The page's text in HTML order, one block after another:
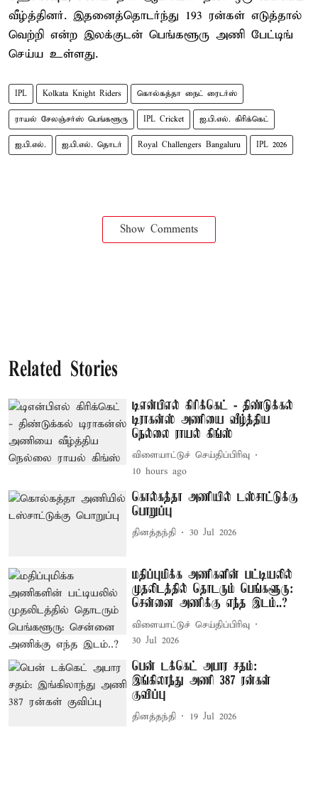
வீழ்த்தினர். இதனைத்தொடர்ந்து 193 ரன்கள் எடுத்தால்
வெற்றி என்ற இலக்குடன் பெங்களூரு அணி பேட்டிங்
செய்ய உள்ளது.
IPL Kolkata Knight Riders கொல்கத்தா நைட் ரைடர்ஸ்
ராயல் சேலஞ்சர்ஸ் பெங்களூரு IPL Cricket ஐ.பி.எல். கிரிக்கெட்
ஐ.பி.எல். ஐ.பி.எல். தொடர் Royal Challengers Bangaluru IPL 2026
Show Comments
Related Stories
டிஎன்பிஎல் கிரிக்கெட் - திண்டுக்கல்
டிராகன்ஸ் அணியை வீழ்த்திய
நெல்லை ராயல் கிங்ஸ்
விளையாட்டுச் செய்திப்பிரிவு
10 hours ago
கொல்கத்தா அணியில் டஸ்சாட்டுக்கு
பொறுப்பு
தினத்தந்தி 30 Jul 2026
மதிப்புமிக்க அணிகளின் பட்டியலில்
முதலிடத்தில் தொடரும் பெங்களூரு:
சென்னை அணிக்கு எந்த இடம்..?
விளையாட்டுச் செய்திப்பிரிவு
30 Jul 2026
பென் டக்கெட் அபார சதம்:
இங்கிலாந்து அணி 387 ரன்கள்
குவிப்பு
தினத்தந்தி 19 Jul 2026